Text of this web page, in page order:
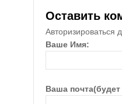
Оставить
Авторизироваться
Ваше Имя:
Ваша